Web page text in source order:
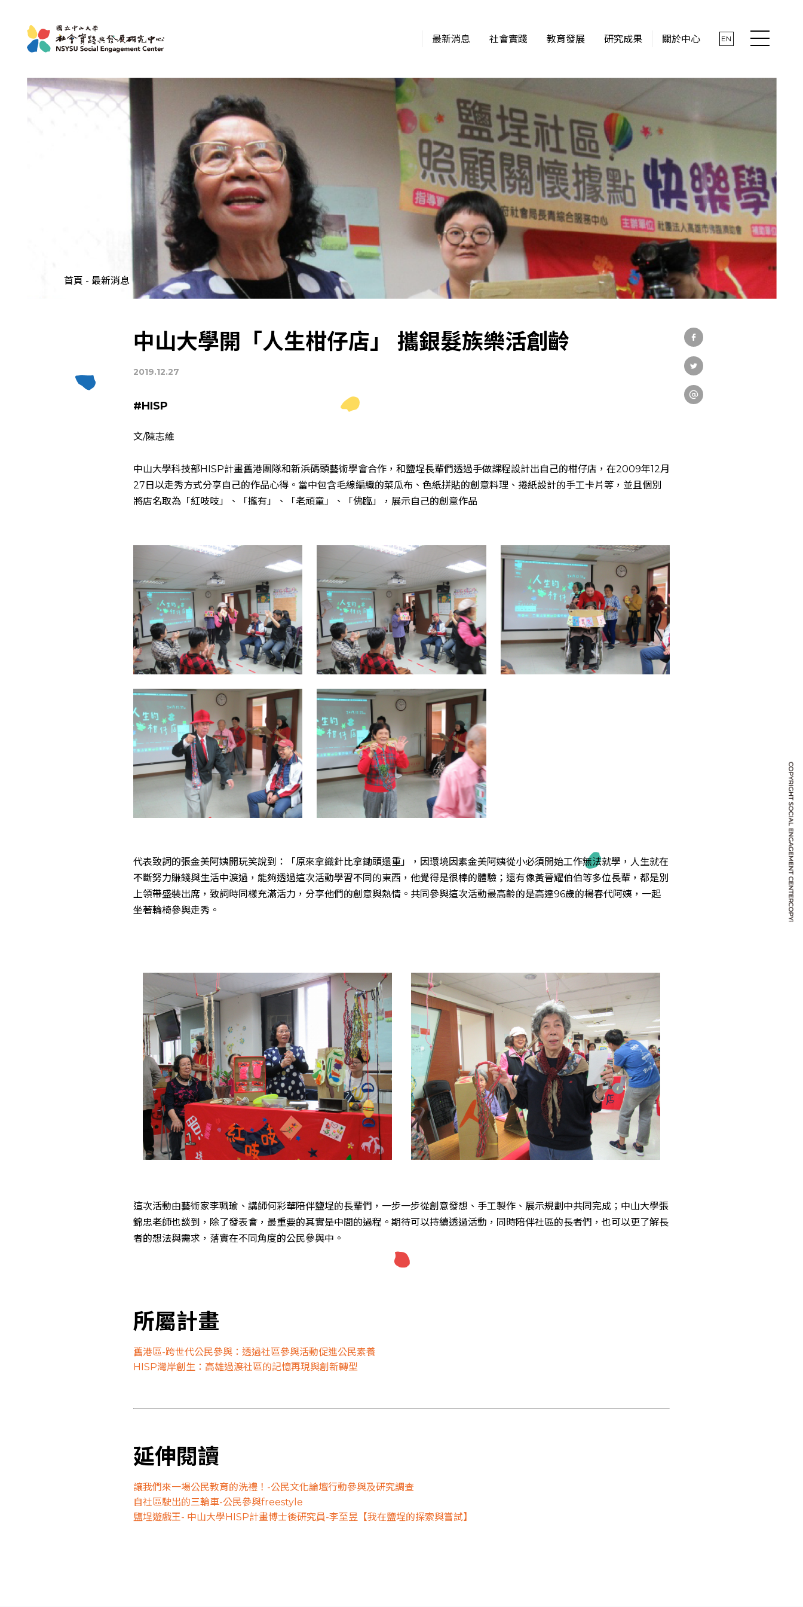
最新消息 社會實踐 教育發展 研究成果 關於中心 EN
最新消息
關於中心
社會實踐
教育發展
研究成果
首頁 - 最新消息
中山大學開「人生柑仔店」 攜銀髮族樂活創齡
2019.12.27
#HISP
文/陳志維
中山大學科技部HISP計畫舊港團隊和新浜碼頭藝術學會合作，和鹽埕長輩們透過手做課程設計出自己的柑仔店，在2009年12月
27日以走秀方式分享自己的作品心得。當中包含毛線編織的菜瓜布、色紙拼貼的創意料理、捲紙設計的手工卡片等，並且個別
將店名取為「紅吱吱」、「攏有」、「老頑童」、「佛臨」，展示自己的創意作品
代表致詞的張金美阿姨開玩笑說到：「原來拿織針比拿鋤頭還重」，因環境因素金美阿姨從小必須開始工作無法就學，人生就在
不斷努力賺錢與生活中渡過，能夠透過這次活動學習不同的東西，他覺得是很棒的體驗；還有像黃晉耀伯伯等多位長輩，都是別
上領帶盛裝出席，致詞時同樣充滿活力，分享他們的創意與熱情。共同參與這次活動最高齡的是高達96歲的楊春代阿姨，一起
坐著輪椅參與走秀。
這次活動由藝術家李珮瑜、講師何彩華陪伴鹽埕的長輩們，一步一步從創意發想、手工製作、展示規劃中共同完成；中山大學張
錦忠老師也談到，除了發表會，最重要的其實是中間的過程。期待可以持續透過活動，同時陪伴社區的長者們，也可以更了解長
者的想法與需求，落實在不同角度的公民參與中。
所屬計畫
舊港區-跨世代公民參與：透過社區參與活動促進公民素養
HISP灣岸創生：高雄過渡社區的記憶再現與創新轉型
延伸閱讀
讓我們來一場公民教育的洗禮！-公民文化論壇行動參與及研究調查
自社區駛出的三輪車-公民參與freestyle
鹽埕遊戲王- 中山大學HISP計畫博士後研究員-李至昱【我在鹽埕的探索與嘗試】